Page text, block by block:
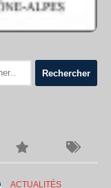
ACTUALITÉS